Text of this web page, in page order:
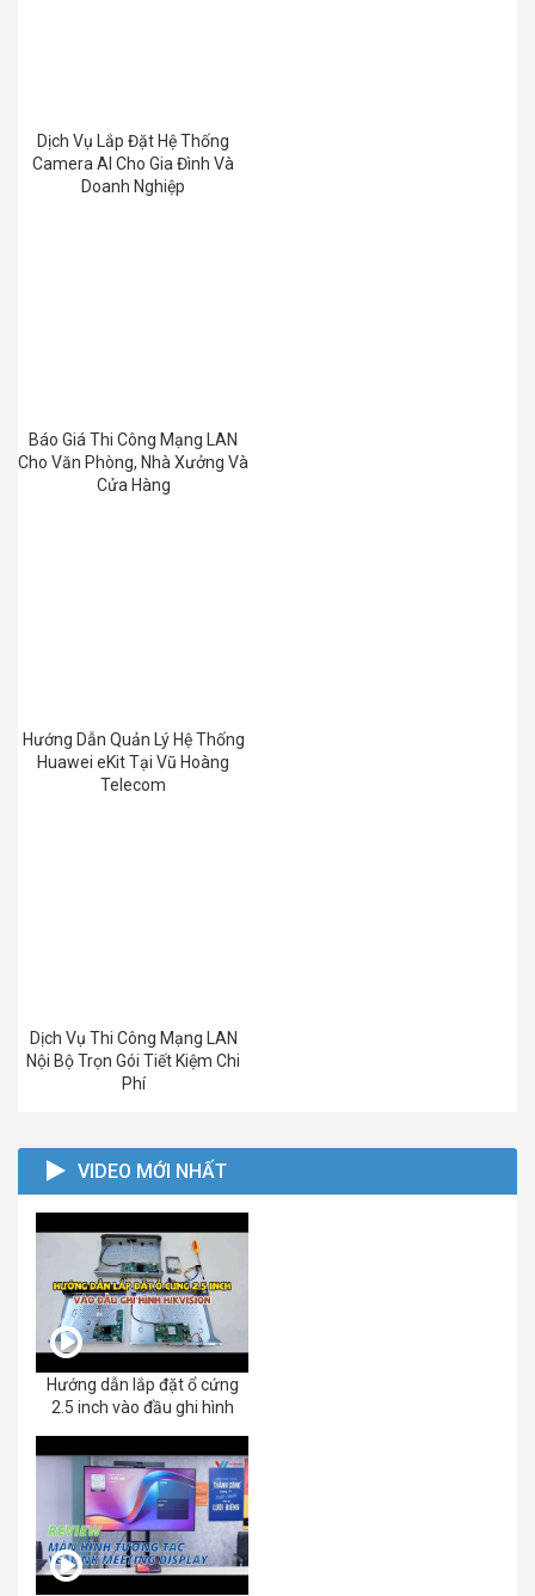
Dịch Vụ Lắp Đặt Hệ Thống
Camera AI Cho Gia Đình Và
Doanh Nghiệp
Báo Giá Thi Công Mạng LAN
Cho Văn Phòng, Nhà Xưởng Và
Cửa Hàng
Hướng Dẫn Quản Lý Hệ Thống
Huawei eKit Tại Vũ Hoàng
Telecom
Dịch Vụ Thi Công Mạng LAN
Nội Bộ Trọn Gói Tiết Kiệm Chi
Phí
VIDEO MỚI NHẤT
Hướng dẫn lắp đặt ổ cứng
2.5 inch vào đầu ghi hình